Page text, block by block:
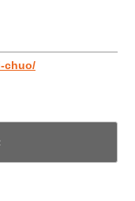
chuo/